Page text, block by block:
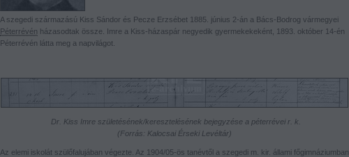
A szegedi származású Kiss Sándor és Pecze Erzsébet 1885. június 2-án a Bács-Bodrog vármegyei
Péterrévén házasodtak össze. Imre a Kiss-házaspár negyedik gyermekekeként, 1893. október 14-én
Péterrévén látta meg a napvilágot.
Dr. Kiss Imre születésének/keresztelésének bejegyzése a péterrévei r. k.
(Forrás: Kalocsai Érseki Levéltár)
Az elemi iskolát szülőfalujában végezte. Az 1904/05-ös tanévtől a szegedi m. kir. állami főgimnáziumban